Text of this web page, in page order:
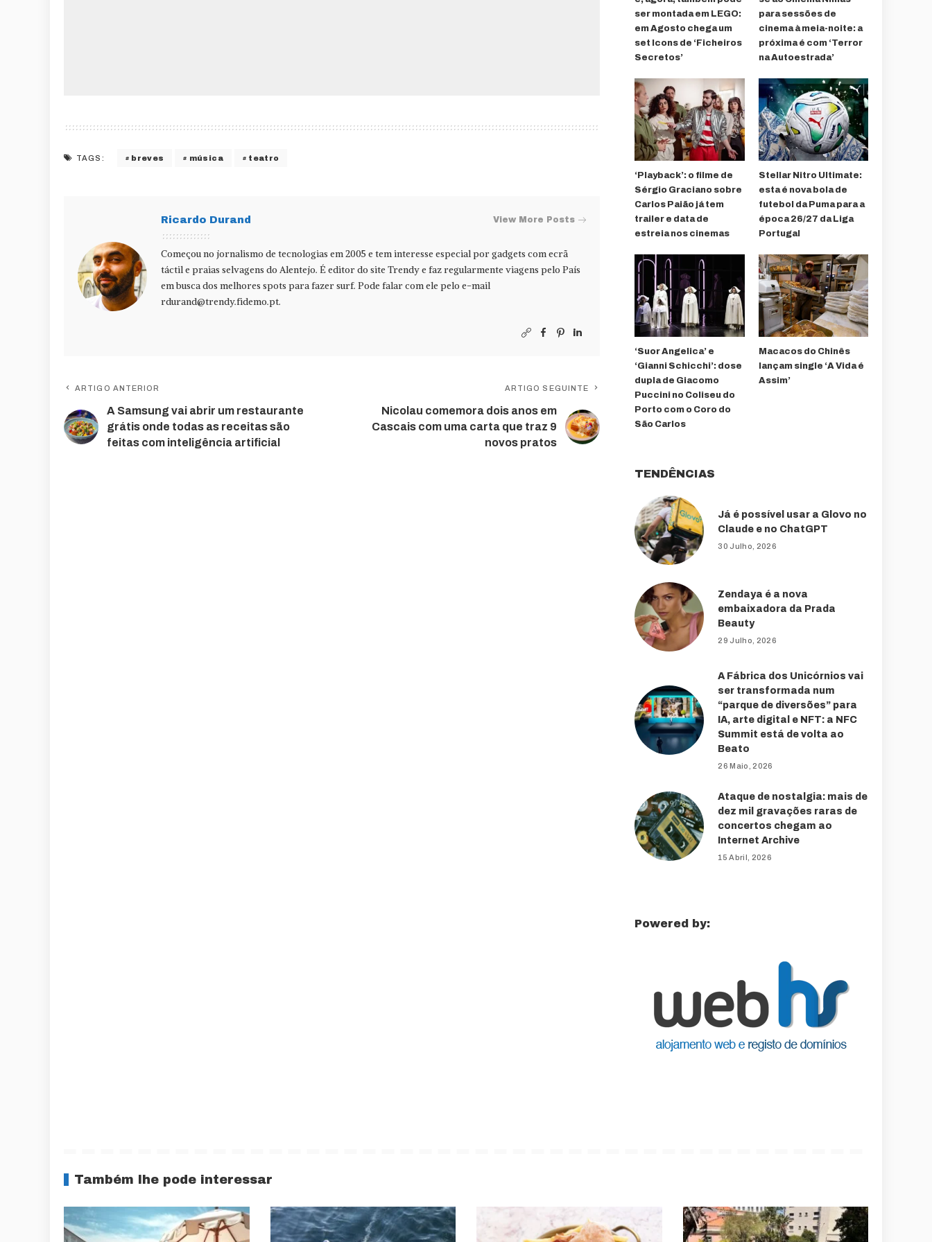
TAGS: breves música teatro
Ricardo Durand View More Posts
Começou no jornalismo de tecnologias em 2005 e tem interesse especial por gadgets com ecrã
táctil e praias selvagens do Alentejo. É editor do site Trendy e faz regularmente viagens pelo País
em busca dos melhores spots para fazer surf. Pode falar com ele pelo e-mail
rdurand@trendy.fidemo.pt.
ARTIGO ANTERIOR
A Samsung vai abrir um restaurante
grátis onde todas as receitas são
feitas com inteligência artificial
ARTIGO SEGUINTE
Nicolau comemora dois anos em
Cascais com uma carta que traz 9
novos pratos
ser montada em LEGO:
em Agosto chega um
set Icons de ‘Ficheiros
Secretos’
para sessões de
cinema à meia-noite: a
próxima é com ‘Terror
na Autoestrada’
‘Playback’: o filme de
Sérgio Graciano sobre
Carlos Paião já tem
trailer e data de
estreia nos cinemas
Stellar Nitro Ultimate:
esta é nova bola de
futebol da Puma para a
época 26/27 da Liga
Portugal
‘Suor Angelica’ e
‘Gianni Schicchi’: dose
dupla de Giacomo
Puccini no Coliseu do
Porto com o Coro do
São Carlos
Macacos do Chinês
lançam single ‘A Vida é
Assim’
TENDÊNCIAS
Já é possível usar a Glovo no
Claude e no ChatGPT
30 Julho, 2026
Zendaya é a nova
embaixadora da Prada
Beauty
29 Julho, 2026
A Fábrica dos Unicórnios vai
ser transformada num
“parque de diversões” para
IA, arte digital e NFT: a NFC
Summit está de volta ao
Beato
26 Maio, 2026
Ataque de nostalgia: mais de
dez mil gravações raras de
concertos chegam ao
Internet Archive
15 Abril, 2026
Powered by:
Também lhe pode interessar